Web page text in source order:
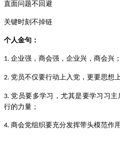
直面问题不回避
关键时刻不掉链
个人金句 ：
1. 企业强，商会强，企业兴，商会兴；
2. 党员不仅要行动上入党，更要思想
3. 党员要多学习，尤其是要学习习
行的力量；
4. 商会党组织要充分发挥带头模范作